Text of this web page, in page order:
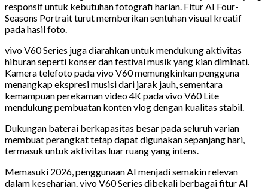
responsif untuk kebutuhan fotografi harian. Fitur AI Four-
Seasons Portrait turut memberikan sentuhan visual kreatif
pada hasil foto.
vivo V60 Series juga diarahkan untuk mendukung aktivitas
hiburan seperti konser dan festival musik yang kian diminati.
Kamera telefoto pada vivo V60 memungkinkan pengguna
menangkap ekspresi musisi dari jarak jauh, sementara
kemampuan perekaman video 4K pada vivo V60 Lite
mendukung pembuatan konten vlog dengan kualitas stabil.
Dukungan baterai berkapasitas besar pada seluruh varian
membuat perangkat tetap dapat digunakan sepanjang hari,
termasuk untuk aktivitas luar ruang yang intens.
Memasuki 2026, penggunaan AI menjadi semakin relevan
dalam keseharian. vivo V60 Series dibekali berbagai fitur AI